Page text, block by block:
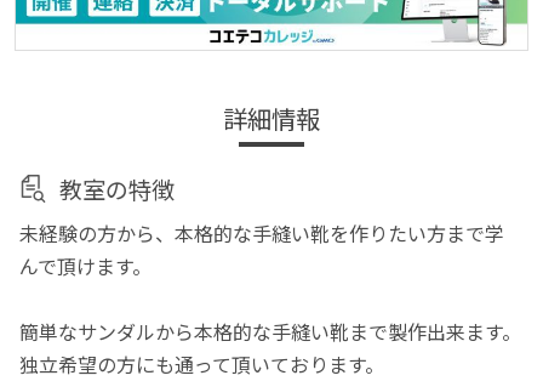
詳細情報
教室の特徴
未経験の方から、本格的な手縫い靴を作りたい方まで学
んで頂けます。
簡単なサンダルから本格的な手縫い靴まで製作出来ます。
独立希望の方にも通って頂いております。